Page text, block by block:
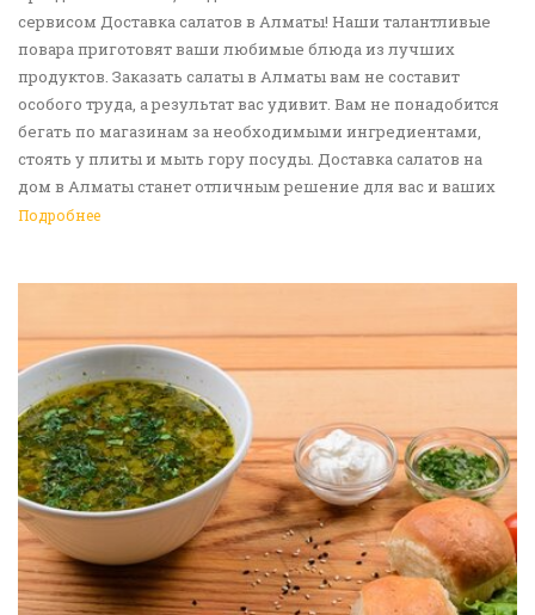
сервисом Доставка салатов в Алматы! Наши талантливые
повара приготовят ваши любимые блюда из лучших
продуктов. Заказать салаты в Алматы вам не составит
особого труда, а результат вас удивит. Вам не понадобится
бегать по магазинам за необходимыми ингредиентами,
стоять у плиты и мыть гору посуды. Доставка салатов на
дом в Алматы станет отличным решение для вас и ваших
родных, друзей. Ведь мы сами берем все хлопоты в свои
Подробнее